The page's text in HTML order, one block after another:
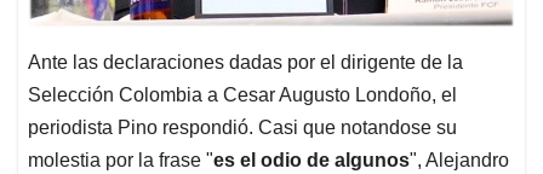
Ante las declaraciones dadas por el dirigente de la
Selección Colombia a Cesar Augusto Londoño, el
periodista Pino respondió. Casi que notandose su
molestia por la frase "es el odio de algunos", Alejandro